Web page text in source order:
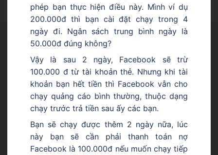
phép bạn thực hiện điều này. Mình ví dụ
200.000đ thì bạn cài đặt chạy trong 4
ngày đi. Ngân sách trung bình ngày là
50.000đ đúng không?
Vậy là sau 2 ngày, Facebook sẽ trừ
100.000 đ từ tài khoản thẻ. Nhưng khi tài
khoản bạn hết tiền thì Facebook vẫn cho
chạy quảng cáo bình thường, thuộc dạng
chạy trước trả tiền sau ấy các bạn.
Bạn sẽ chạy được thêm 2 ngày nữa, lúc
này bạn sẽ cần phải thanh toán nợ
Facebook là 100.000đ nếu muốn chạy tiếp